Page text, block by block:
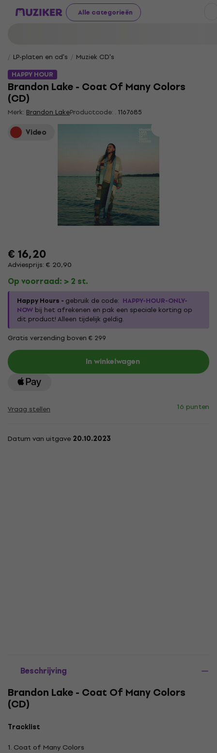
Alle categorieën
LP-platen en cd's
Muziek CD's
HAPPY HOUR
Brandon Lake - Coat Of Many Colors
(CD)
Merk: Brandon LakeProductcode: . 1167685
Video
€ 16,20
Adviesprijs: € 20,90
Op voorraad: > 2 st.
Happy Hours - gebruik de code: HAPPY-HOUR-ONLY-
NOW bij het afrekenen en pak een speciale korting op
dit product! Alleen tijdelijk geldig.
Gratis verzending boven € 299
In winkelwagen
Vraag stellen 16 punten
Datum van uitgave 20.10.2023
Beschrijving
Brandon Lake - Coat Of Many Colors
(CD)
Tracklist
1. Coat of Many Colors